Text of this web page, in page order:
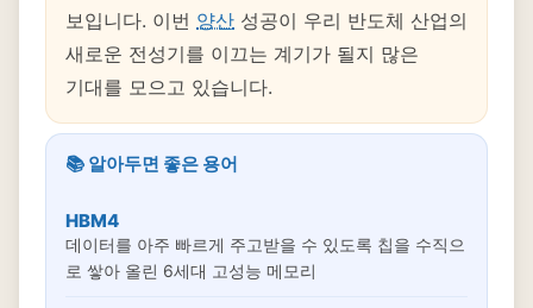
보입니다. 이번 양산 성공이 우리 반도체 산업의
새로운 전성기를 이끄는 계기가 될지 많은
기대를 모으고 있습니다.
📚 알아두면 좋은 용어
HBM4
데이터를 아주 빠르게 주고받을 수 있도록 칩을 수직으
로 쌓아 올린 6세대 고성능 메모리